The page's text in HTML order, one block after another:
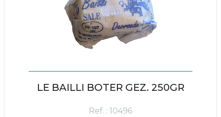
LE BAILLI BOTER GEZ. 250GR
Ref. : 10496